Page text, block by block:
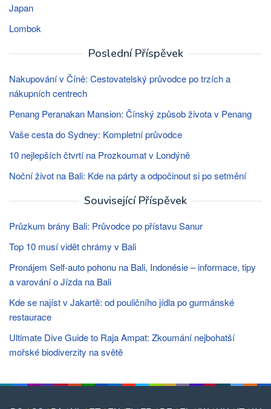
Japan
Lombok
Poslední Příspěvek
Nakupování v Číně: Cestovatelský průvodce po trzích a
nákupních centrech
Penang Peranakan Mansion: Čínský způsob života v Penang
Vaše cesta do Sydney: Kompletní průvodce
10 nejlepších čtvrtí na Prozkoumat v Londýně
Noční život na Bali: Kde na párty a odpočinout si po setmění
Související Příspěvek
Průzkum brány Bali: Průvodce po přístavu Sanur
Top 10 musí vidět chrámy v Bali
Pronájem Self-auto pohonu na Bali, Indonésie – informace, tipy
a varování o Jízda na Bali
Kde se najíst v Jakartě: od pouličního jídla po gurmánské
restaurace
Ultimate Dive Guide to Raja Ampat: Zkoumání nejbohatší
mořské biodiverzity na světě